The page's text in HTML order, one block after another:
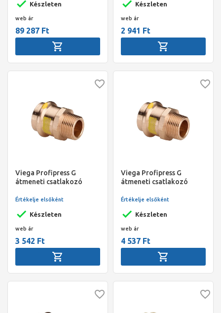
Készleten
web ár
89 287 Ft
Készleten
web ár
2 941 Ft
Viega Profipress G
átmeneti csatlakozó
3/4" KM, préselhető, SC-
gázraKészleten
Értékelje elsőként
web ár
3 542 Ft
Viega Profipress G
átmeneti csatlakozó
1" KM, préselhető, SC-
gázraKészleten
Értékelje elsőként
web ár
4 537 Ft